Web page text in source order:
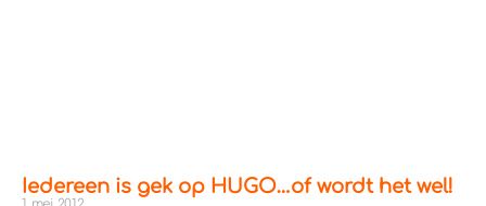
Iedereen is gek op HUGO…of wordt het wel!